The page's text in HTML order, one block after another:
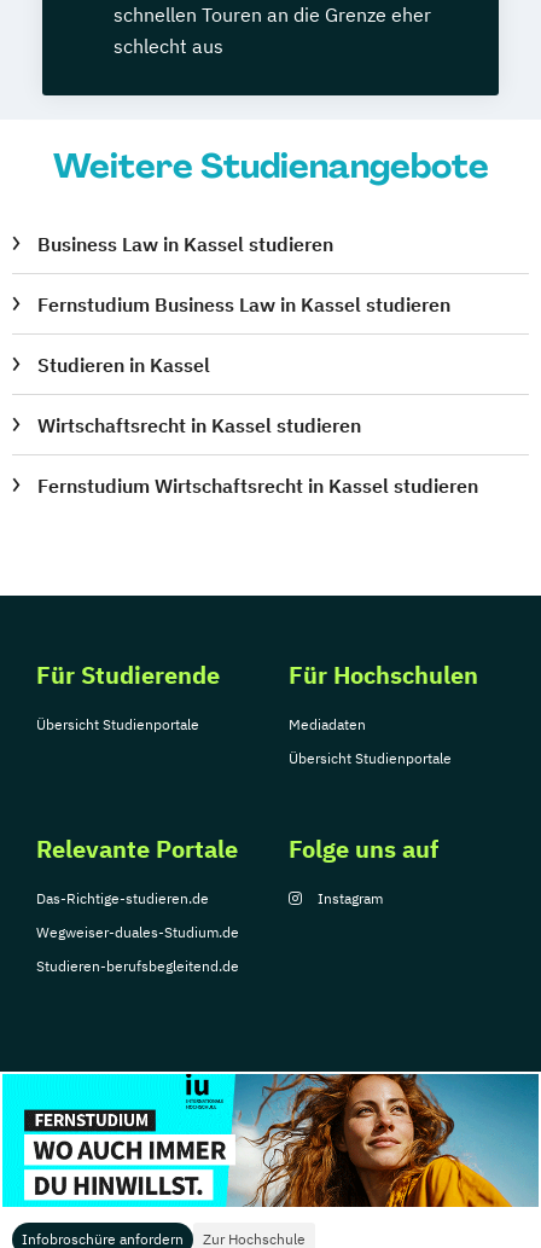
Infobroschüre anfordern Zur Hochschule
schnellen Touren an die Grenze eher
schlecht aus
Weitere Studienangebote
Business Law in Kassel studieren
Fernstudium Business Law in Kassel studieren
Studieren in Kassel
Wirtschaftsrecht in Kassel studieren
Fernstudium Wirtschaftsrecht in Kassel studieren
Für Studierende
Übersicht Studienportale
Für Hochschulen
Mediadaten
Übersicht Studienportale
Relevante Portale
Das-Richtige-studieren.de
Wegweiser-duales-Studium.de
Studieren-berufsbegleitend.de
Folge uns auf
Instagram
© Copyright 2026, TarGroup Media GmbH
Impressum
Datenschutzerklärung Nutzungsbedingungen